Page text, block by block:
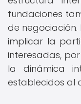
fundaciones
de
implicar la
interesadas,
la dinámica
establecidos al